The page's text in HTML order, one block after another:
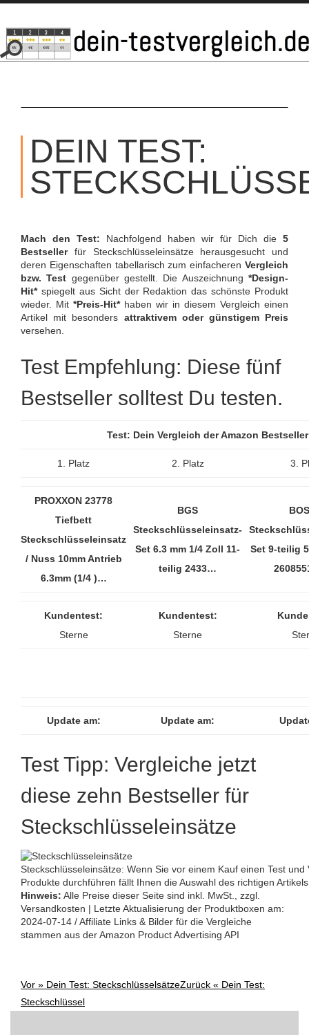
SKIP
CONTENT
DEIN TEST:
Mach den Test: Nachfolgend haben wir für Dich die 5
Bestsellerfür Steckschlüsseleinsätze herausgesucht und
deren Eigenschaften tabellarisch zum einfacheren Vergleich
bzw. Test gegenüber gestellt. Die Auszeichnung*Design-
Hit*spiegelt aus Sicht der Redaktion das schönste Produkt
wieder. Mit *Preis-Hit*haben wir in diesem Vergleich einen
Artikel mit besonders attraktivem oder günstigem Preis
versehen.
Test Empfehlung: Diese fünf
Bestseller solltest Du testen.
Test: Dein Vergleich der Amazon
1. Platz 2. Platz 3.
PROXXON 23778
Tiefbett
Steckschlüsseleinsatz
/ Nuss 10mm Antrieb
6.3mm (1/4 )…
BGS
Steckschlüsseleinsatz-
Set 6.3 mm 1/4 Zoll 11-
teilig 2433…
Set 9-teilig
Kundentest:
Sterne
Kundentest:
Sterne
Update am: Update am:
Test Tipp: Vergleiche jetzt
diese zehn Bestseller für
Steckschlüsseleinsätze
Steckschlüsseleinsätze: Wenn Sie vor einem Kauf einen Test
Produkte durchführen fällt Ihnen die Auswahl des richtigen
Hinweis: Alle Preise dieser Seite sind inkl. MwSt., zzgl.
Versandkosten | Letzte Aktualisierung der Produktboxen am:
2024-07-14 / Affiliate Links & Bilder für die Vergleiche
stammen aus der Amazon Product Advertising API
Post
Vor » Dein Test: SteckschlüsselsätzeZurück « Dein Test:
Steckschlüssel